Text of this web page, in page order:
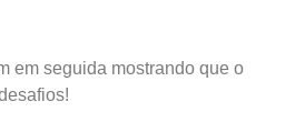
em seguida mostrando que o